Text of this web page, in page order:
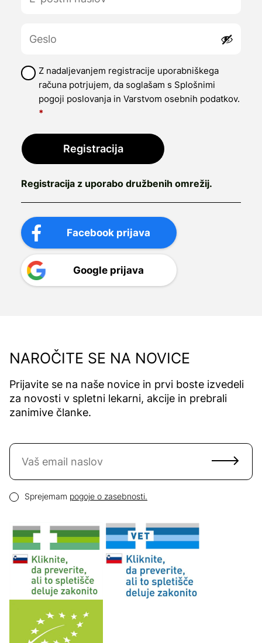
Z nadaljevanjem registracije uporabniškega
računa potrjujem, da soglašam s Splošnimi
pogoji poslovanja in Varstvom osebnih podatkov.
*
Registracija
Registracija z uporabo družbenih omrežij.
Facebook prijava
Google prijava
NAROČITE SE NA NOVICE
Prijavite se na naše novice in prvi boste izvedeli
za novosti v spletni lekarni, akcije in prebrali
zanimive članke.
Naročite se na novice
Pogoji zasebnosti
Sprejemam pogoje o zasebnosti.